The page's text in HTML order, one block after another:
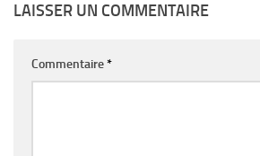
LAISSER UN COMMENTAIRE
Commentaire*